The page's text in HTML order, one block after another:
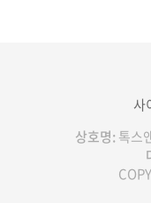
사
상호명: 톡스